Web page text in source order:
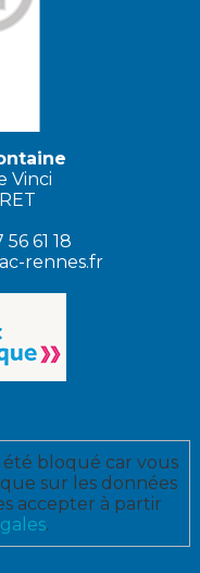
Vinci
61 18
rennes.fr
bloqué car vous
sur les données
accepter à partir
.